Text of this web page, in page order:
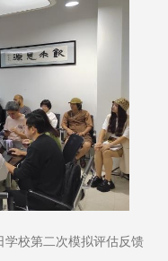
学校第二次模拟评估反馈